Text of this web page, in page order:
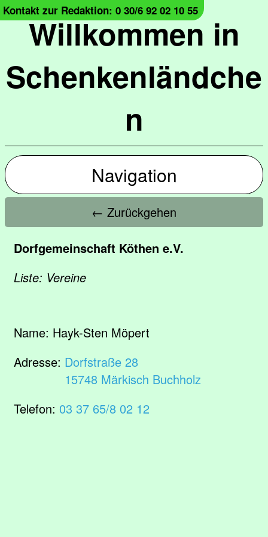
Willkommen in
Schenkenländche
n
Kontakt zur Redaktion: 0 30/6 92 02 10 55
Navigation
← Zurückgehen
Dorfgemeinschaft Köthen e.V.
Liste: Vereine
Name: Hayk-Sten Möpert
Adresse: Dorfstraße 28
15748 Märkisch Buchholz
Telefon: 03 37 65/8 02 12